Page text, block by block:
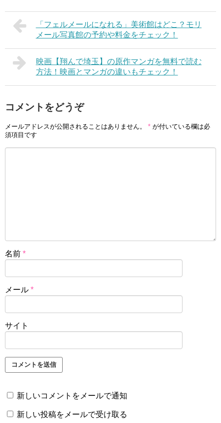
「フェルメールになれる」美術館はどこ？モリ
メール写真館の予約や料金をチェック！
映画【翔んで埼玉】の原作マンガを無料で読む
方法！映画とマンガの違いもチェック！
コメントをどうぞ
メールアドレスが公開されることはありません。 * が付いている欄は必
須項目です
名前 *
メール *
サイト
新しいコメントをメールで通知
新しい投稿をメールで受け取る